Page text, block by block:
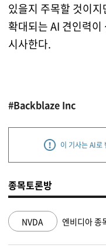
있을지 주목할 것이
확대되는 AI 견인력
시사한다.
#Backblaze Inc
이 기사는 AI로
종목토론방
NVDA 엔비디아 종